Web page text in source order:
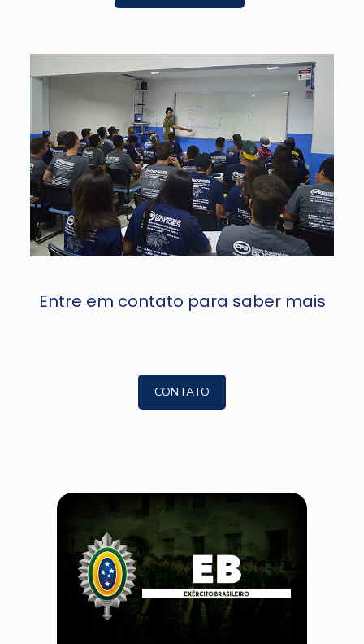
Entre em contato para saber mais
CONTATO